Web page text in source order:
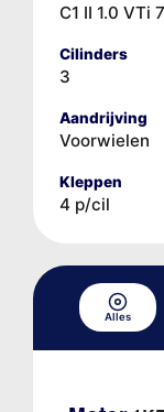
C1 II 1.0 VTi
Cilinders
3
Aandrijving
Voorwielen
Kleppen
4 p/cil
Alles